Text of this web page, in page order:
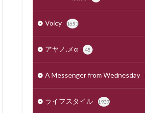
Voicy 1651
アヤノ.メα 45
A Messenger from Wednesday
ライフスタイル 1937